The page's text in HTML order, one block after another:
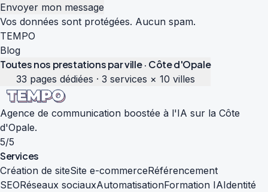
Envoyer mon message
Vos données sont protégées. Aucun spam.
TEMPO
Blog
Toutes nos prestations par ville · Côte d'Opale
33 pages dédiées · 3 services × 10 villes
Agence de communication boostée à l'IA sur la Côte
d'Opale.
5/5
Services
Création de siteSite e-commerceRéférencement
SEORéseaux sociauxAutomatisationFormation IAIdentité